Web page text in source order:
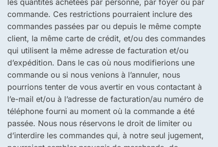
commande. Ces restrictions pourraient inclure des
commandes passées par ou depuis le même compte
client, la même carte de crédit, et/ou des commandes
qui utilisent la même adresse de facturation et/ou
d’expédition. Dans le cas où nous modifierions une
commande ou si nous venions à l’annuler, nous
pourrions tenter de vous avertir en vous contactant à
l’e-mail et/ou à l’adresse de facturation/au numéro de
téléphone fourni au moment où la commande a été
passée. Nous nous réservons le droit de limiter ou
d’interdire les commandes qui, à notre seul jugement,